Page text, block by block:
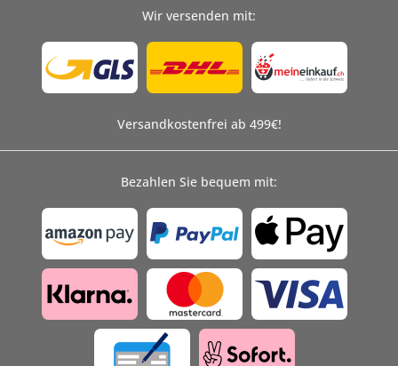
Wir versenden mit:
Versandkostenfrei ab 499€!
Bezahlen Sie bequem mit: